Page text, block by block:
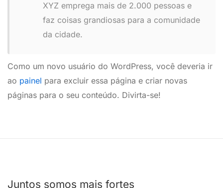
XYZ emprega mais de 2.000 pessoas e
faz coisas grandiosas para a comunidade
da cidade.
Como um novo usuário do WordPress, você deveria ir
ao painel para excluir essa página e criar novas
páginas para o seu conteúdo. Divirta-se!
Juntos somos mais fortes